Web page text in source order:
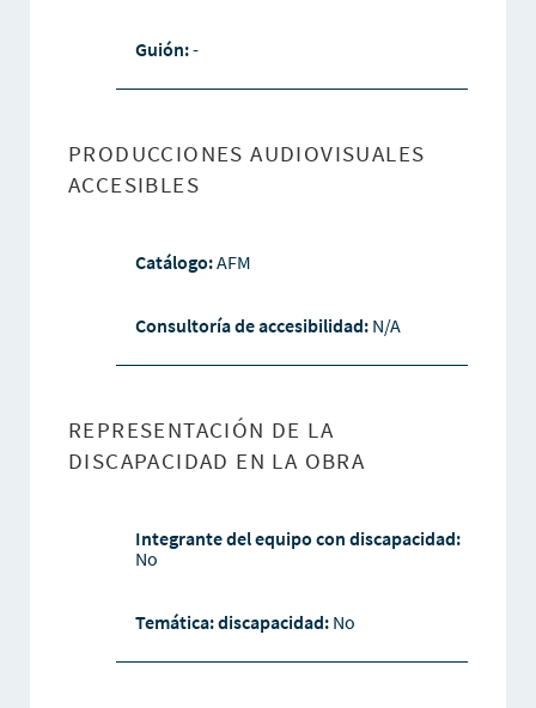
Guión:-
PRODUCCIONES AUDIOVISUALES
ACCESIBLES
Catálogo:AFM
Consultoría de accesibilidad: N/A
REPRESENTACIÓN DE LA
DISCAPACIDAD EN LA OBRA
Integrante del equipo con discapacidad:
No
Temática: discapacidad: No